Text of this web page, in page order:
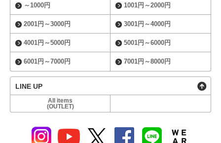
～1000円 1001円～2000円
2001円～3000円 3001円～4000円
4001円～5000円 5001円～6000円
6001円～7000円 7001円～8000円
LINE UP
All items
(OUTLET)